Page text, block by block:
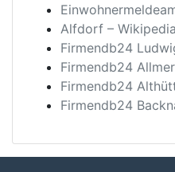
Alfdorf – Wikipedia
Firmendb24
Firmendb24
Firmendb24
Firmendb24